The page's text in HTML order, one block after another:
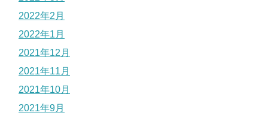
2022年2月
2022年1月
2021年12月
2021年11月
2021年10月
2021年9月